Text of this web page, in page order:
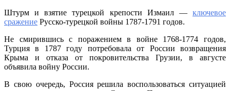
Штурм и взятие турецкой крепости Измаил — ключевое
сражение Русско-турецкой войны 1787-1791 годов.
Не смирившись с поражением в войне 1768-1774 годов,
Турция в 1787 году потребовала от России возвращения
Крыма и отказа от покровительства Грузии, в августе
объявила войну России.
В свою очередь, Россия решила воспользоваться ситуацией